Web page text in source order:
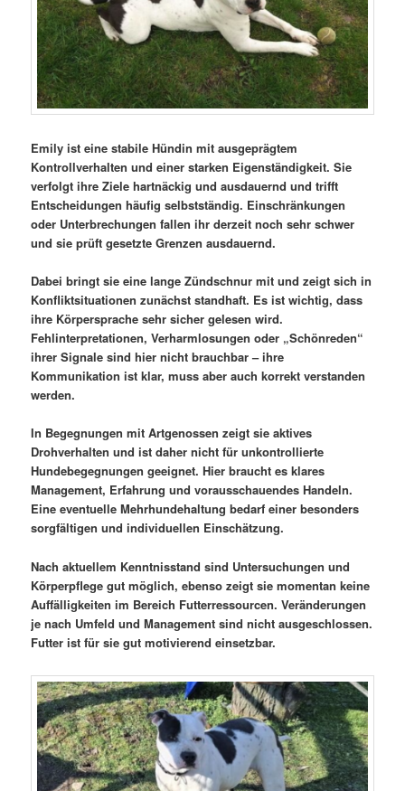
Emily ist eine stabile Hündin mit ausgeprägtem
Kontrollverhalten und einer starken Eigenständigkeit. Sie
verfolgt ihre Ziele hartnäckig und ausdauernd und trifft
Entscheidungen häufig selbstständig. Einschränkungen
oder Unterbrechungen fallen ihr derzeit noch sehr schwer
und sie prüft gesetzte Grenzen ausdauernd.
Dabei bringt sie eine lange Zündschnur mit und zeigt sich in
Konfliktsituationen zunächst standhaft. Es ist wichtig, dass
ihre Körpersprache sehr sicher gelesen wird.
Fehlinterpretationen, Verharmlosungen oder „Schönreden“
ihrer Signale sind hier nicht brauchbar – ihre
Kommunikation ist klar, muss aber auch korrekt verstanden
werden.
In Begegnungen mit Artgenossen zeigt sie aktives
Drohverhalten und ist daher nicht für unkontrollierte
Hundebegegnungen geeignet. Hier braucht es klares
Management, Erfahrung und vorausschauendes Handeln.
Eine eventuelle Mehrhundehaltung bedarf einer besonders
sorgfältigen und individuellen Einschätzung.
Nach aktuellem Kenntnisstand sind Untersuchungen und
Körperpflege gut möglich, ebenso zeigt sie momentan keine
Auffälligkeiten im Bereich Futterressourcen. Veränderungen
je nach Umfeld und Management sind nicht ausgeschlossen.
Futter ist für sie gut motivierend einsetzbar.